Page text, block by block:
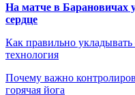
На матче в Барановичах
сердце
Как правильно
технология
Почему важно
горячая йога